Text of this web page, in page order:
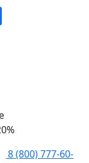
8 (800) 777-60-